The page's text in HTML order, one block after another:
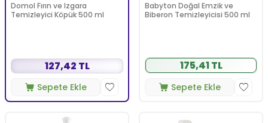
Domol Fırın ve Izgara
Temizleyici Köpük 500 ml
127,42 TL
Sepete Ekle
Babyton Doğal Emzik ve
Biberon Temizleyicisi 500 ml
175,41 TL
Sepete Ekle